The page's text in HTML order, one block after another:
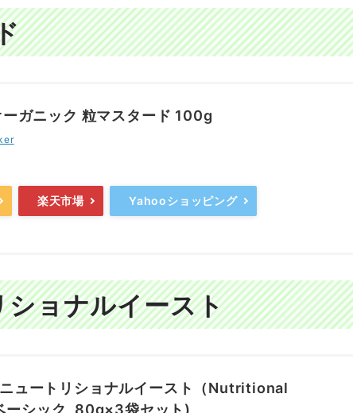
ーガニック 粒マスタード 100g
楽天市場 Yahooショッピング
ョナルイースト
ュートリショナルイースト（Nutritional
ーシック, 80g×3袋セット)